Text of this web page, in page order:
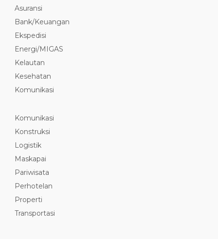
Asuransi
Bank/Keuangan
Ekspedisi
Energi/MIGAS
Kelautan
Kesehatan
Komunikasi
Komunikasi
Konstruksi
Logistik
Maskapai
Pariwisata
Perhotelan
Properti
Transportasi